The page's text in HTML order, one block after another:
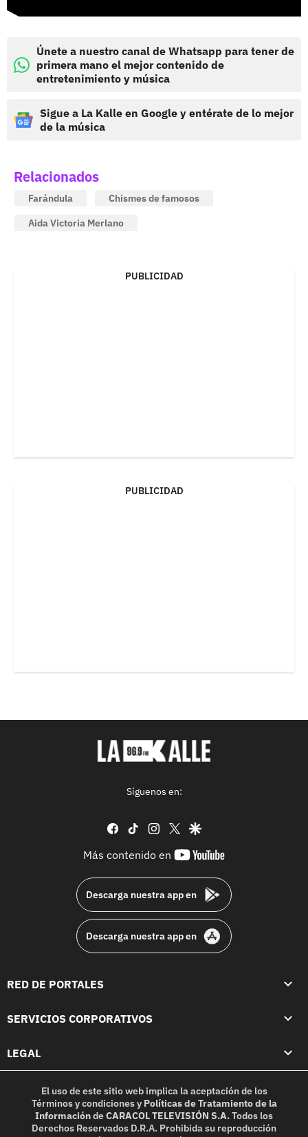
Únete a nuestro canal de Whatsapp para tener de
primera mano el mejor contenido de
entretenimiento y música
Sigue a La Kalle en Google y entérate de lo mejor
de la música
Relacionados
Farándula
Chismes de famosos
Aida Victoria Merlano
PUBLICIDAD
PUBLICIDAD
Síguenos en:
facebook
tiktok instagram
twittergoogle
Más contenido en
youtube-
Descarga nuestra app en
Descarga nuestra app en
RED DE PORTALES
SERVICIOS CORPORATIVOS
LEGAL
El uso de este sitio web implica la aceptación de los
Términos y condicionesy Políticas de Tratamiento de la
InformacióndeCARACOL TELEVISIÓN S.A.Todos los
Derechos Reservados D.R.A. Prohibida su reproducción